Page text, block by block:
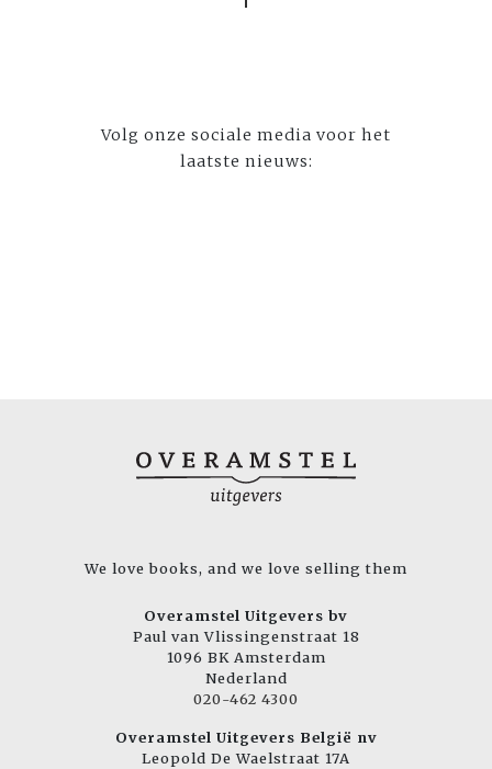
Volg onze sociale media voor het
laatste nieuws:
We love books, and we love selling them
Overamstel Uitgevers bv
Paul van Vlissingenstraat 18
1096 BK Amsterdam
Nederland
020-462 4300
Overamstel Uitgevers België nv
Leopold De Waelstraat 17A